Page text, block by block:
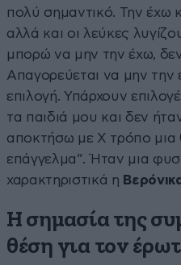
πολύ σημαντικό. Την έχω
αλλά και οι λεύκες
μπορώ να μην την έχω,
Απαγορεύεται να μην την
επιλογή. Υπάρχουν
τα παιδιά μου και δεν
αποκτήσω με Χ τρόπο μια
επάγγελμα”. Ήταν μια
χαρακτηριστικά η
Η σημασία της
θέση για τον